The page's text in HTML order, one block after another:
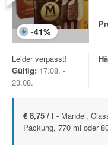
-41%
Leider verpasst!
Gültig: 17.08. -
23.08.
€ 8,75 / l - Mandel,
Packung, 770 ml oder